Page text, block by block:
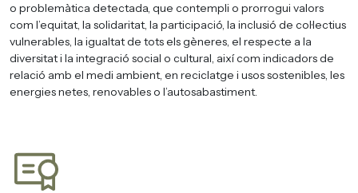
o problemàtica detectada, que contempli o prorrogui valors
com l’equitat, la solidaritat, la participació, la inclusió de col·lectius
vulnerables, la igualtat de tots els gèneres, el respecte a la
diversitat i la integració social o cultural, així com indicadors de
relació amb el medi ambient, en reciclatge i usos sostenibles, les
energies netes, renovables o l’autosabastiment.